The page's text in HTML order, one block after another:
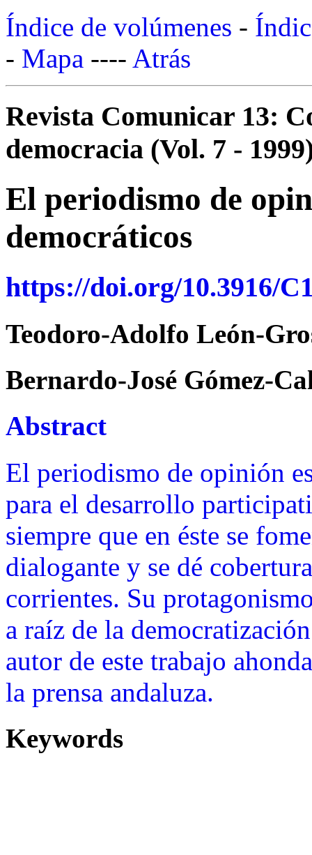
Índice de volúmenes -
- Mapa ---- Atrás
Revista Comunicar 13:
democracia (Vol. 7 -
El periodismo de
democráticos
https://doi.org/10.3916/
Teodoro-Adolfo León-
Bernardo-José Gómez-
Abstract
El periodismo de opinión
para el desarrollo
siempre que en éste se
dialogante y se dé
corrientes. Su
a raíz de la
autor de este trabajo
la prensa andaluza.
Keywords